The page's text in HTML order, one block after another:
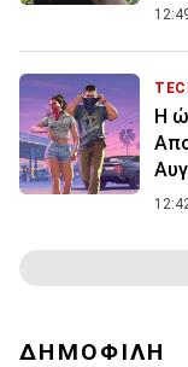
Η
ΔΗΜΟΦΙΛΗ